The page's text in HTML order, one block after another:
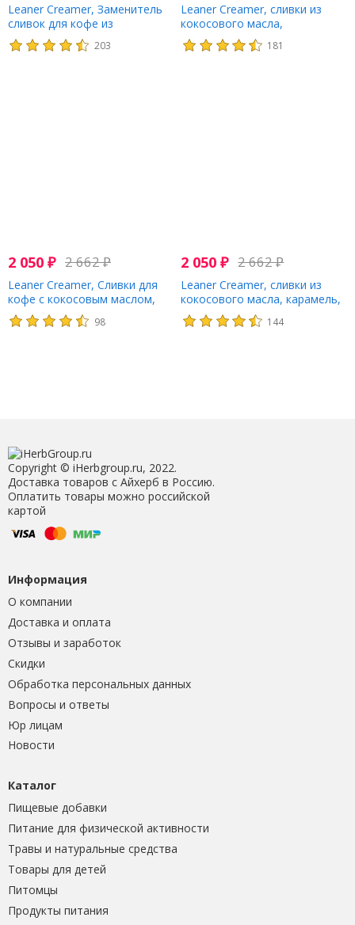
Leaner Creamer, Заменитель
сливок для кофе из
кокосового масла,
французская ваниль, 280г
203
Leaner Creamer, сливки из
кокосового масла,
оригинальный вкус, 280 г (9,87
унции)
181
2 050 ₽ 2 662₽
Leaner Creamer, Сливки для
кофе с кокосовым маслом,
лесной орех, 280 г (9,87 унций)
98
2 050₽ 2 662₽
Leaner Creamer, сливки из
кокосового масла, карамель,
280 г (9,87 унции)
144
Copyright © iHerbgroup.ru, 2022.
Доставка товаров с Айхерб в Россию.
Оплатить товары можно российской
картой
Информация
О компании
Доставка и оплата
Отзывы и заработок
Скидки
Обработка персональных данных
Вопросы и ответы
Юр лицам
Новости
Каталог
Пищевые добавки
Питание для физической активности
Травы и натуральные средства
Товары для детей
Питомцы
Продукты питания